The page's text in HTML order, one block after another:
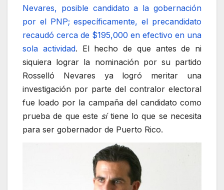
Nevares, posible candidato a la gobernación
por el PNP; específicamente, el precandidato
recaudó cerca de $195,000 en efectivo en una
sola actividad. El hecho de que antes de ni
siquiera lograr la nominación por su partido
Rosselló Nevares ya logró meritar una
investigación por parte del contralor electoral
fue loado por la campaña del candidato como
prueba de que este sítiene lo que se necesita
para ser gobernador de Puerto Rico.